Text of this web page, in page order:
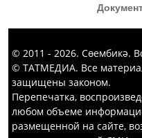
© 2011 - 2026. Сөембикә.
© ТАТМЕДИА. Все
защищены законом.
Перепечатка,
любом объеме
размещенной на сайте,